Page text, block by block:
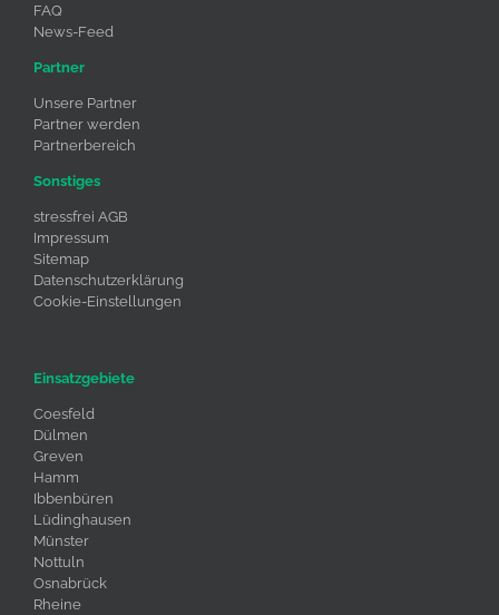
FAQ
News-Feed
Partner
Unsere Partner
Partner werden
Partnerbereich
Sonstiges
stressfrei AGB
Impressum
Sitemap
Datenschutzerklärung
Cookie-Einstellungen
Einsatzgebiete
Coesfeld
Dülmen
Greven
Hamm
Ibbenbüren
Lüdinghausen
Münster
Nottuln
Osnabrück
Rheine